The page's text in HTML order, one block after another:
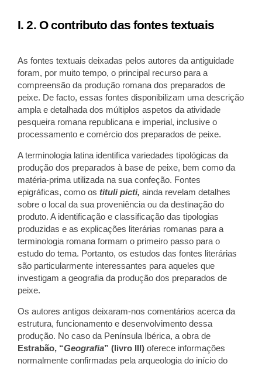
I. 2. O contributo das fontes textuais
As fontes textuais deixadas pelos autores da antiguidade
foram, por muito tempo, o principal recurso para a
compreensão da produção romana dos preparados de
peixe. De facto, essas fontes disponibilizam uma descrição
ampla e detalhada dos múltiplos aspetos da atividade
pesqueira romana republicana e imperial, inclusive o
processamento e comércio dos preparados de peixe.
A terminologia latina identifica variedades tipológicas da
produção dos preparados à base de peixe, bem como da
matéria-prima utilizada na sua confeção. Fontes
epigráficas, como os tituli picti, ainda revelam detalhes
sobre o local da sua proveniência ou da destinação do
produto. A identificação e classificação das tipologias
produzidas e as explicações literárias romanas para a
terminologia romana formam o primeiro passo para o
estudo do tema. Portanto, os estudos das fontes literárias
são particularmente interessantes para aqueles que
investigam a geografia da produção dos preparados de
peixe.
Os autores antigos deixaram-nos comentários acerca da
estrutura, funcionamento e desenvolvimento dessa
produção. No caso da Península Ibérica, a obra de
Estrabão, “Geografia” (livro III) oferece informações
normalmente confirmadas pela arqueologia do início do